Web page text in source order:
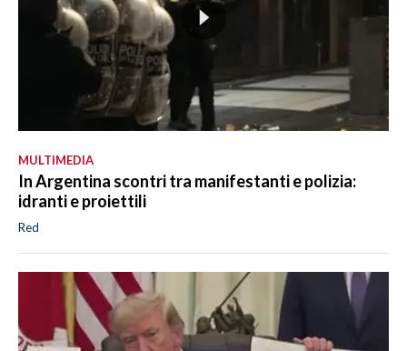
MULTIMEDIA
In Argentina scontri tra manifestanti e polizia:
idranti e proiettili
Red